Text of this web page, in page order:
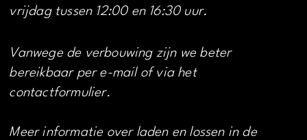
vrijdag tussen 12:00 en 16:30 uur.
Vanwege de verbouwing zijn we beter
bereikbaar per e-mail of via het
contactformulier.
Meer informatie over laden en lossen in de